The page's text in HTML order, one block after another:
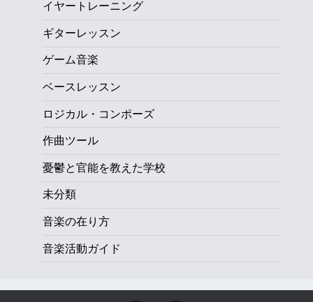
イヤートレーニング
ギターレッスン
ゲーム音楽
ベースレッスン
ロジカル・コンポーズ
作曲ツール
憂鬱と官能を教えた学校
未分類
音楽の在り方
音楽活動ガイド